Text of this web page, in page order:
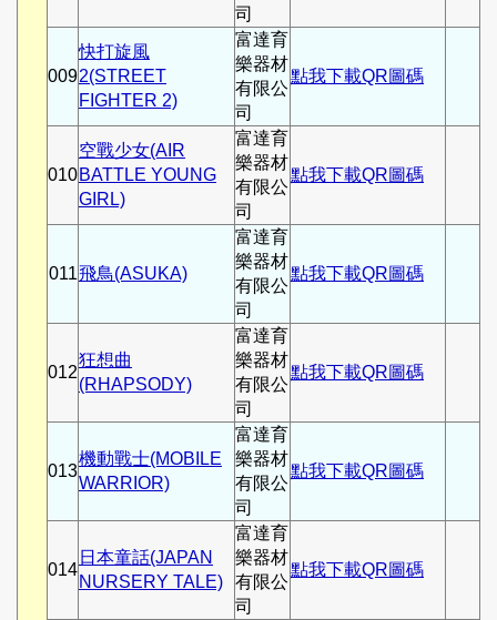
司
009
快打旋風
2(STREET
FIGHTER 2)
富達育
樂器材
有限公
司
點我下載QR圖碼
010
空戰少女(AIR
BATTLE YOUNG
GIRL)
富達育
樂器材
有限公
司
點我下載QR圖碼
011飛鳥(ASUKA)
富達育
樂器材
有限公
司
點我下載QR圖碼
012
狂想曲
(RHAPSODY)
富達育
樂器材
有限公
司
點我下載QR圖碼
013
機動戰士(MOBILE
WARRIOR)
富達育
樂器材
有限公
司
點我下載QR圖碼
014
日本童話(JAPAN
NURSERY TALE)
富達育
樂器材
有限公
司
點我下載QR圖碼